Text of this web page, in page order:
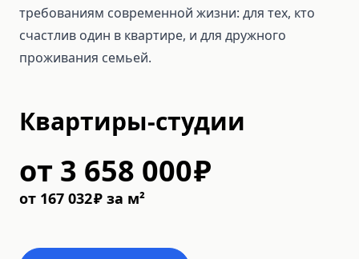
требованиям современной жизни: для тех, кто
счастлив один в квартире, и для дружного
проживания семьей.
Квартиры-студии
от 3 658 000₽
от 167 032₽ за м²